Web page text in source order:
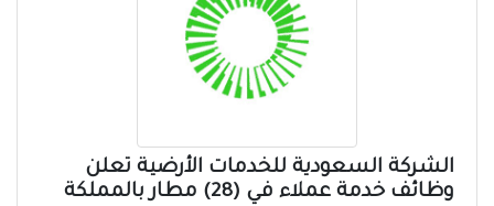
الشركة السعودية للخدمات الأرضية تعلن
وظائف خدمة عملاء في (28) مطار بالمملكة